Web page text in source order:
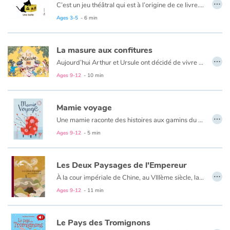
Catalogue anglais
Contraste +
Help
Home
Family
Schools
Libraries
Videos & Tutorials
C’est un jeu théâtral qui est à l’origine de ce livre. Mais plus que le jeu, c’est une invitation à l’acquisition langagière loin du traditionnel imagier. Cela convoque le sens. Véritable outil d’apprentissage de la langue, l’ouverture se fait vers l’anglais et au-delà.
Ages 3-5 - 6 min
La masure aux confitures
Aujourd’hui Arthur et Ursule ont décidé de vivre une grande aventure. En forêt, ils trouveront une masure en pleine déconfiture.
Ages 9-12 - 10 min
…
Mamie voyage
Une mamie raconte des histoires aux gamins du quartier, mais un jour, elle n’est pas là.
Ages 9-12 - 5 min
…
Les Deux Paysages de l'Empereur
À la cour impériale de Chine, au VIIIème siècle, la princesse Lan ("Brume de montagne") s'ennuie du Sichuan, sa province natale. Le rouge disparaît de ses joues. L'empereur ne se résigne pas à voir celle qu'il aime s'étioler. Il commande à deux peintres très fameux deux fresques représentant les fabuleux paysages du Sichuan, pays des nuages. Les deux peintres, maître Li et maître Wu, l’un minutieux, l’autre spontané, ont trois mois pour honorer la prestigieuse commande. Chacun y va de son art. Parviendront-ils au merveilleux ?
Ages 9-12 - 11 min
…
Le Pays des Tromignons